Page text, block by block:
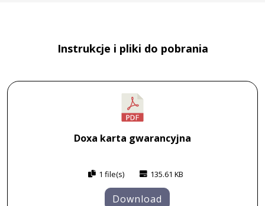
Instrukcje i pliki do pobrania
Doxa karta gwarancyjna
1 file(s) 135.61 KB
Download